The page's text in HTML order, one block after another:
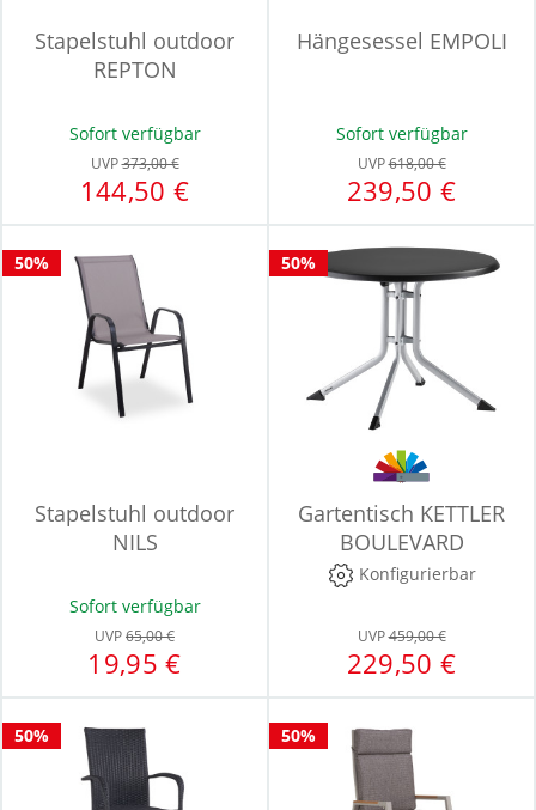
Stapelstuhl outdoor
REPTON
Sofort verfügbar
UVP373,00 €
144,50 €
Hängesessel EMPOLI
Sofort verfügbar
UVP618,00 €
239,50 €
50%
Stapelstuhl outdoor
NILS
Sofort verfügbar
UVP65,00 €
19,95 €
50%
Gartentisch KETTLER
BOULEVARD
Konfigurierbar
UVP459,00 €
229,50 €
50% 50%